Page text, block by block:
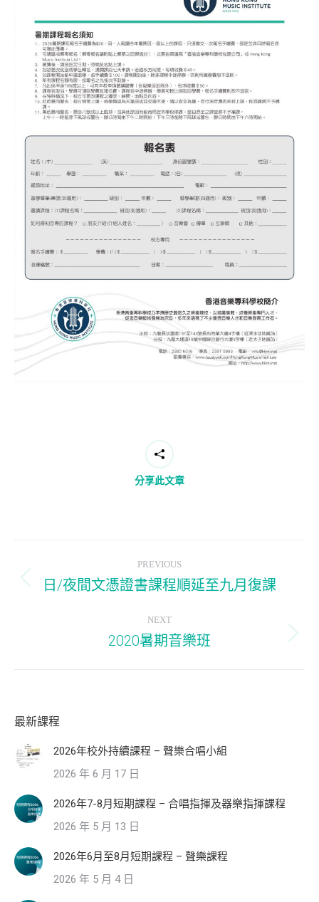
分享此文章
navigation
PREVIOUS
Previous
日/夜間文憑證書課程順延至九月復課
NEXT
Next
2020暑期音樂班
最新課程
2026年校外持續課程 – 聲樂合唱小組
2026 年 6 月 17 日
2026年7-8月短期課程 – 合唱指揮及器樂指揮課程
2026 年 5 月 13 日
2026年6月至8月短期課程 – 聲樂課程
2026 年 5 月 4 日